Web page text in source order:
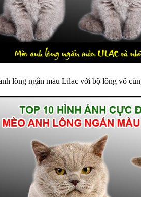
lông ngắn màu Lilac với bộ lông vô